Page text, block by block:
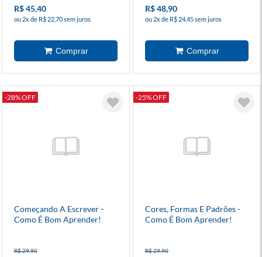
R$ 45,40
ou 2x de R$ 22,70 sem juros
R$ 48,90
ou 2x de R$ 24,45 sem juros
-28% OFF
Começando A Escrever -
Como É Bom Aprender!
R$ 29,90
-25% OFF
Cores, Formas E Padrões -
Como É Bom Aprender!
R$ 29,90